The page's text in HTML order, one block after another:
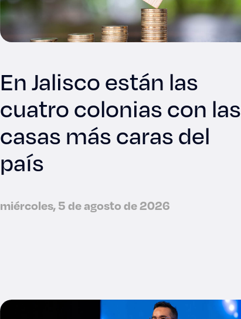
En Jalisco están las
cuatro colonias con las
casas más caras del
país
miércoles, 5 de agosto de 2026